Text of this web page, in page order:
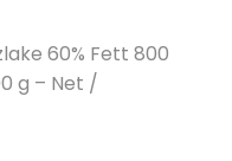
60% Fett 800
g – Net /